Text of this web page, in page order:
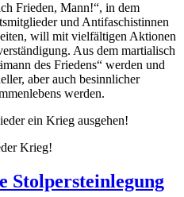
Frieden, Mann!“, in dem
und Antifaschistinnen
will mit vielfältigen Aktionen
Aus dem martialisch
des Friedens“ werden und
aber auch besinnlicher
werden.
ein Krieg ausgehen!
Krieg!
Stolpersteinlegung